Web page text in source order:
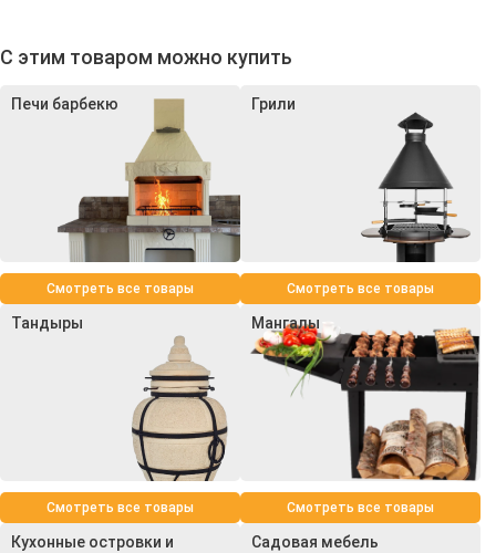
С этим товаром можно купить
Печи барбекю
Смотреть все товары
Грили
Смотреть все товары
Тандыры
Смотреть все товары
Мангалы
Смотреть все товары
Кухонные островки и
Садовая мебель